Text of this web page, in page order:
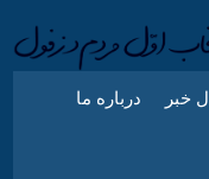
خبر درباره ما